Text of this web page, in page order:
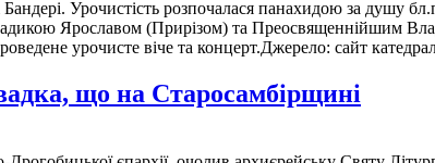
Урочистість розпочалася панахидою за душу
Ярославом (Прирізом) та Преосвященнійшим
урочисте віче та концерт.Джерело: сайт
що на Старосамбірщині